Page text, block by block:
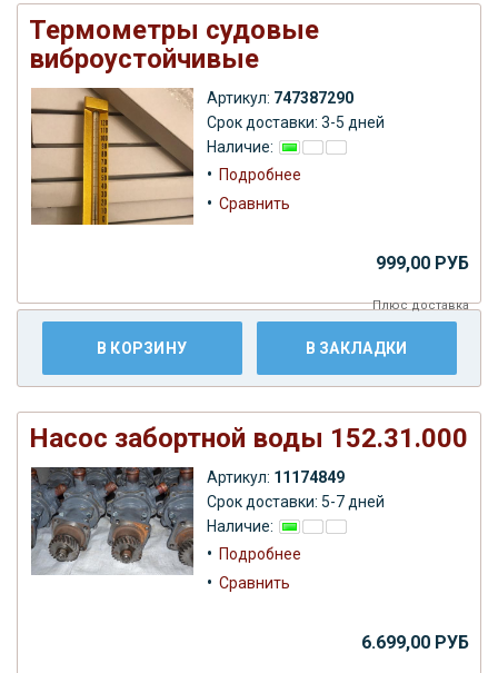
Термометры судовые
виброустойчивые
Артикул: 747387290
Срок доставки: 3-5 дней
Наличие:
• Подробнее
• Сравнить
999,00 РУБ
Плюсдоставка
В КОРЗИНУ В ЗАКЛАДКИ
Насос забортной воды 152.31.000
Артикул: 11174849
Срок доставки: 5-7 дней
Наличие:
• Подробнее
• Сравнить
6.699,00 РУБ